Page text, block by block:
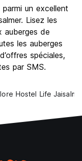
9.1
8.7
un excellent
Lisez les
auberges de
les auberges
spéciales,
par SMS.
Hostel Life